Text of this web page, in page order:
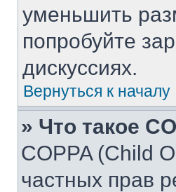
уменьшить
попробуйте
дискуссиях.
Вернуться к началу
» Что такое
COPPA (Child
частных прав